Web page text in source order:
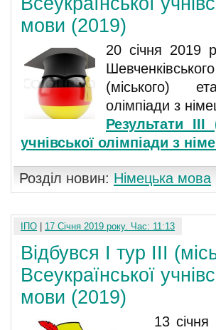
мови (2019)
20 січня 2019
(міського)
олімпіади з
Результати
учнівської олімпіади з
Розділ новин: Німецька мова
ІПО 17 Січня 2019 року. Час: 11:13
Відбувся I тур ІІІ
Всеукраїнської
мови (2019)
13 січня